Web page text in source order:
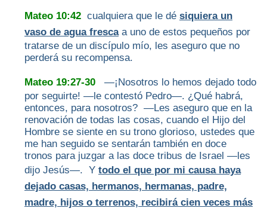
Mateo 10:42 cualquiera que le dé siquiera un
vaso de agua frescaa uno de estos pequeños por
tratarse de un discípulo mío, les aseguro que no
perderá su recompensa.
Mateo 19:27-30 —¡Nosotros lo hemos dejado todo
por seguirte! —le contestó Pedro—. ¿Qué habrá,
entonces, para nosotros? —Les aseguro que en la
renovación de todas las cosas, cuando el Hijo del
Hombre se siente en su trono glorioso, ustedes que
me han seguido se sentarán también en doce
tronos para juzgar a las doce tribus de Israel —les
dijo Jesús—. Y todo el que por mi causa haya
dejado casas, hermanos, hermanas, padre,
madre, hijos o terrenos, recibirá cien veces más